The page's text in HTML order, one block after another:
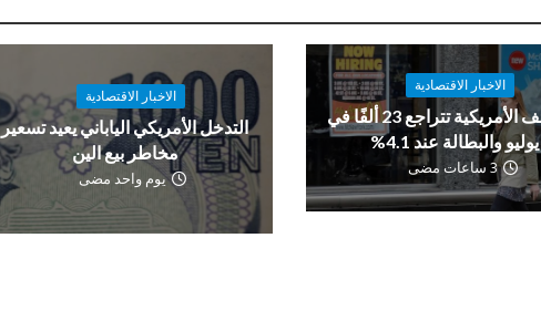
الاخبار الاقتصادية
الوظائف الأمريكية تتراجع 23 ألفًا في
يوليو والبطالة عند 4.1%
3 ساعات مضى
الاخبار الاقتصادية
التدخل الأمريكي الياباني يعيد تسعير
مخاطر بيع الين
يوم واحد مضى